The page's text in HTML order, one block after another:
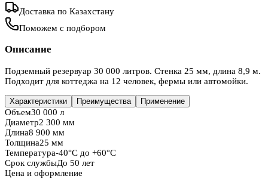
Доставка по Казахстану
Поможем с подбором
Описание
Подземный резервуар 30 000 литров. Стенка 25 мм, длина 8,9 м.
Подходит для коттеджа на 12 человек, фермы или автомойки.
Характеристики Преимущества Применение
Объем30 000 л
Диаметр2 300 мм
Длина8 900 мм
Толщина25 мм
Температура-40°C до +60°C
Срок службыДо 50 лет
Цена и оформление